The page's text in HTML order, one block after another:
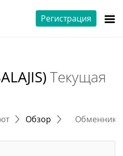
Регистрация
Текущая
Обзор